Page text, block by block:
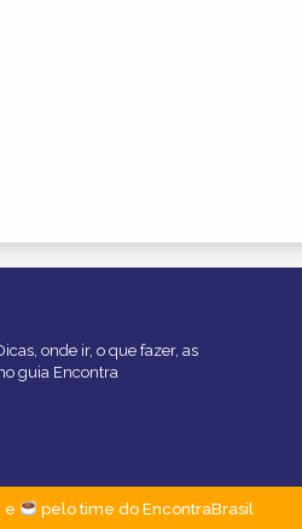
onde ir, o que fazer, as
guia Encontra
e pelo time do EncontraBrasil